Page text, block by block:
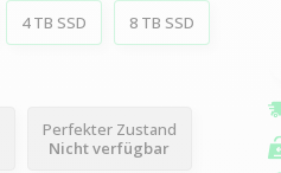
4 TB SSD 8 TB SSD
Perfekter Zustand
Nicht verfügbar